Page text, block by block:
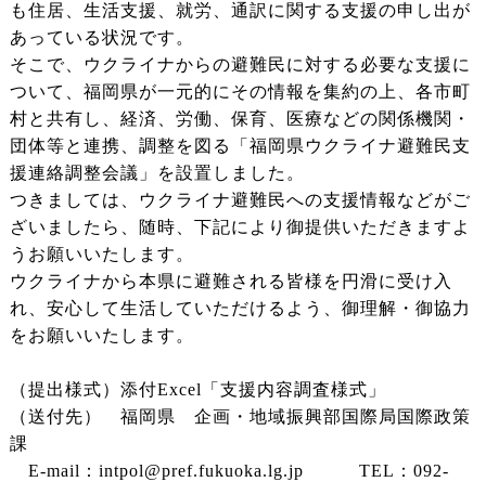
も住居、生活支援、就労、通訳に関する支援の申し出が
あっている状況です。
そこで、ウクライナからの避難民に対する必要な支援に
ついて、福岡県が一元的にその情報を集約の上、各市町
村と共有し、経済、労働、保育、医療などの関係機関・
団体等と連携、調整を図る「福岡県ウクライナ避難民支
援連絡調整会議」を設置しました。
つきましては、ウクライナ避難民への支援情報などがご
ざいましたら、随時、下記により御提供いただきますよ
うお願いいたします。
ウクライナから本県に避難される皆様を円滑に受け入
れ、安心して生活していただけるよう、御理解・御協力
をお願いいたします。
（提出様式）添付Excel「支援内容調査様式」
（送付先） 福岡県 企画・地域振興部国際局国際政策
課
E-mail：intpol@pref.fukuoka.lg.jp TEL：092-